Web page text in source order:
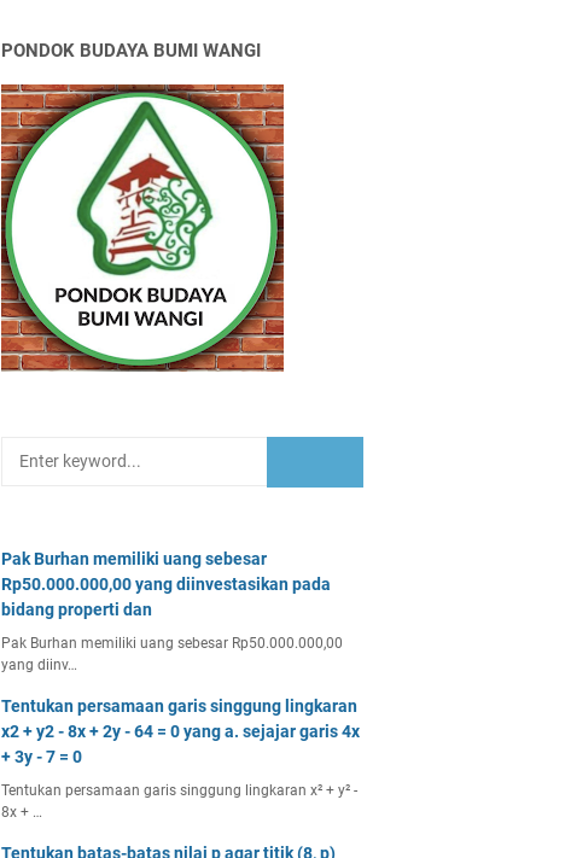
PONDOK BUDAYA BUMI WANGI
Pak Burhan memiliki uang sebesar
Rp50.000.000,00 yang diinvestasikan pada
bidang properti dan
Pak Burhan memiliki uang sebesar Rp50.000.000,00
yang diinv…
Tentukan persamaan garis singgung lingkaran
x2 + y2 - 8x + 2y - 64 = 0 yang a. sejajar garis 4x
+ 3y - 7 = 0
Tentukan persamaan garis singgung lingkaran x² + y² -
8x + …
Tentukan batas-batas nilai p agar titik (8, p)